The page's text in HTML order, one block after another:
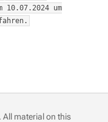
‎10.‎07.‎2024 um
material on this